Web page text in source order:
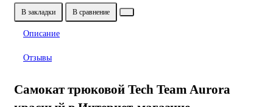
В закладки В сравнение
Описание
Отзывы
Самокат трюковой Tech Team Aurora